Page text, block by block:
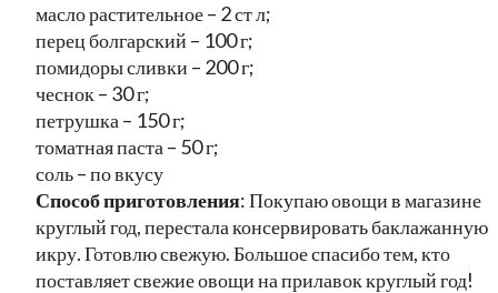
масло растительное – 2 ст л;
перец болгарский – 100 г;
помидоры сливки – 200 г;
чеснок – 30 г;
петрушка – 150 г;
томатная паста – 50 г;
соль – по вкусу
Способ приготовления: Покупаю овощи в магазине
круглый год, перестала консервировать баклажанную
икру. Готовлю свежую. Большое спасибо тем, кто
поставляет свежие овощи на прилавок круглый год!